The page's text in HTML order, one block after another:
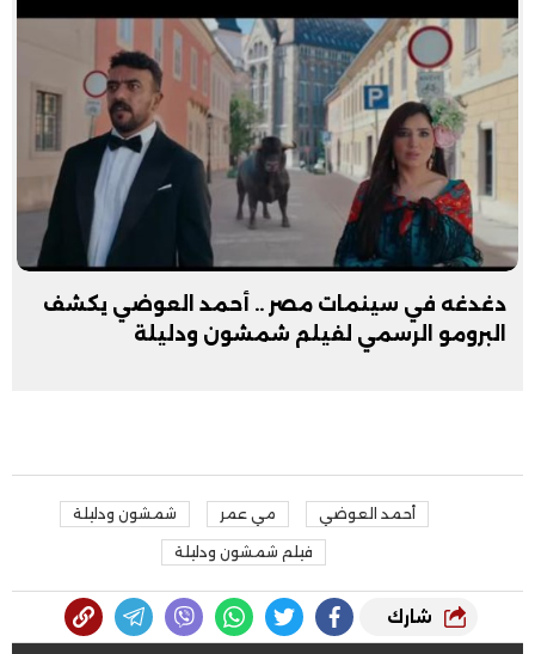
دغدغه في سينمات مصر .. أحمد العوضي يكشف
البرومو الرسمي لفيلم شمشون ودليلة
أحمد العوضي مي عمر شمشون ودليلة
فيلم شمشون ودليلة
شارك